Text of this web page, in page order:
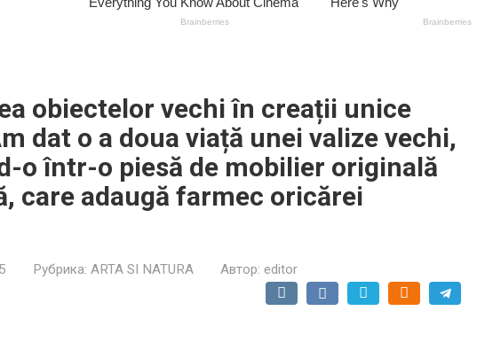
obiectelor vechi în creații unice
dat o a doua viață unei valize vechi,
o într-o piesă de mobilier originală
care adaugă farmec oricărei
Рубрика: ARTA SI NATURA Автор: editor